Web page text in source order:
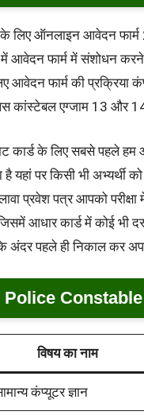
के लिए ऑनलाइन आवेदन
में आवेदन फार्म में संशोधन
फार्म की प्रक्रिया
कांस्टेबल एग्जाम 13 और
कार्ड के लिए सबसे पहले हम
यहां पर किसी भी अभ्यर्थी
प्रवेश पत्र आपको
आधार कार्ड में कोई भी
के अंदर पहले ही निकाल कर
Police
विषय का नाम
कंप्यूटर ज्ञान